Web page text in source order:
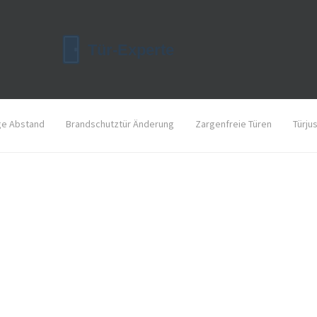
Abstand Brandschutztür Änderung Zargenfreie Türen